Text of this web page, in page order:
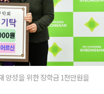
양성을 위한 장학금 1천만원을